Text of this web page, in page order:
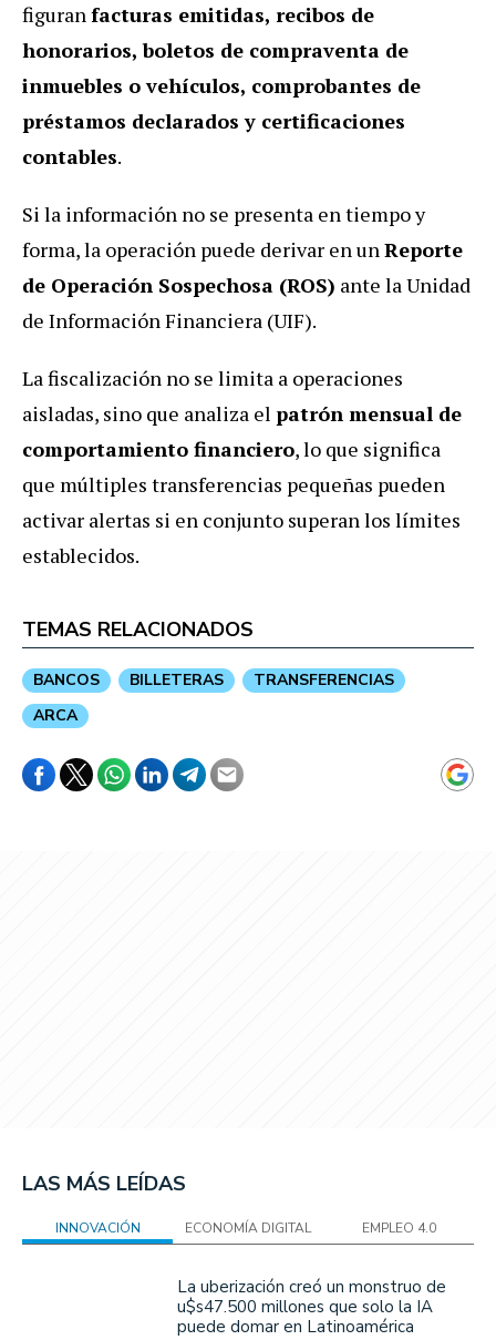
figuranfacturas emitidas, recibos de
honorarios, boletos de compraventa de
inmuebles o vehículos, comprobantes de
préstamos declarados y certificaciones
contables.
Si la información no se presenta en tiempo y
forma, la operación puede derivar en unReporte
de Operación Sospechosa (ROS) ante la Unidad
de Información Financiera (UIF).
La fiscalización no se limita a operaciones
aisladas, sino que analiza el patrón mensual de
comportamiento financiero, lo que significa
que múltiples transferencias pequeñas pueden
activar alertas si en conjunto superan los límites
establecidos.
TEMAS RELACIONADOS
BANCOS BILLETERAS
TRANSFERENCIAS
ARCA
LAS MÁS LEÍDAS
INNOVACIÓN ECONOMÍA DIGITAL EMPLEO 4.0
La uberización creó un monstruo de
u$s47.500 millones que solo la IA
puede domar en Latinoamérica